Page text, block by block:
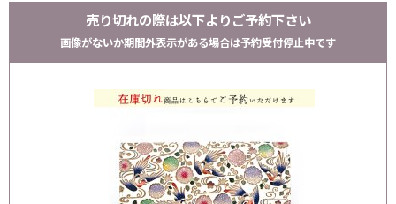
売り切れの際は以下よりご予約下さい
画像がないか期間外表示がある場合は予約受付停止中です